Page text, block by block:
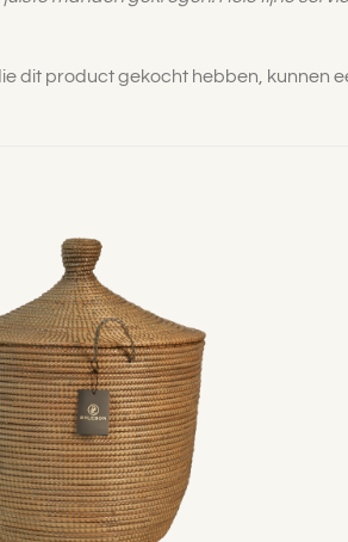
dit product gekocht hebben, kunnen
Toevoegen
aan
verlanglijst